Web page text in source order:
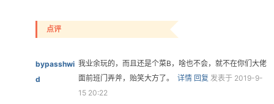
点评
bypasshwi
d
我业余玩的，而且还是个菜B，啥也不会，就不在你们大佬
面前班门弄斧，贻笑大方了。 详情 回复 发表于 2019-9-
15 20:22